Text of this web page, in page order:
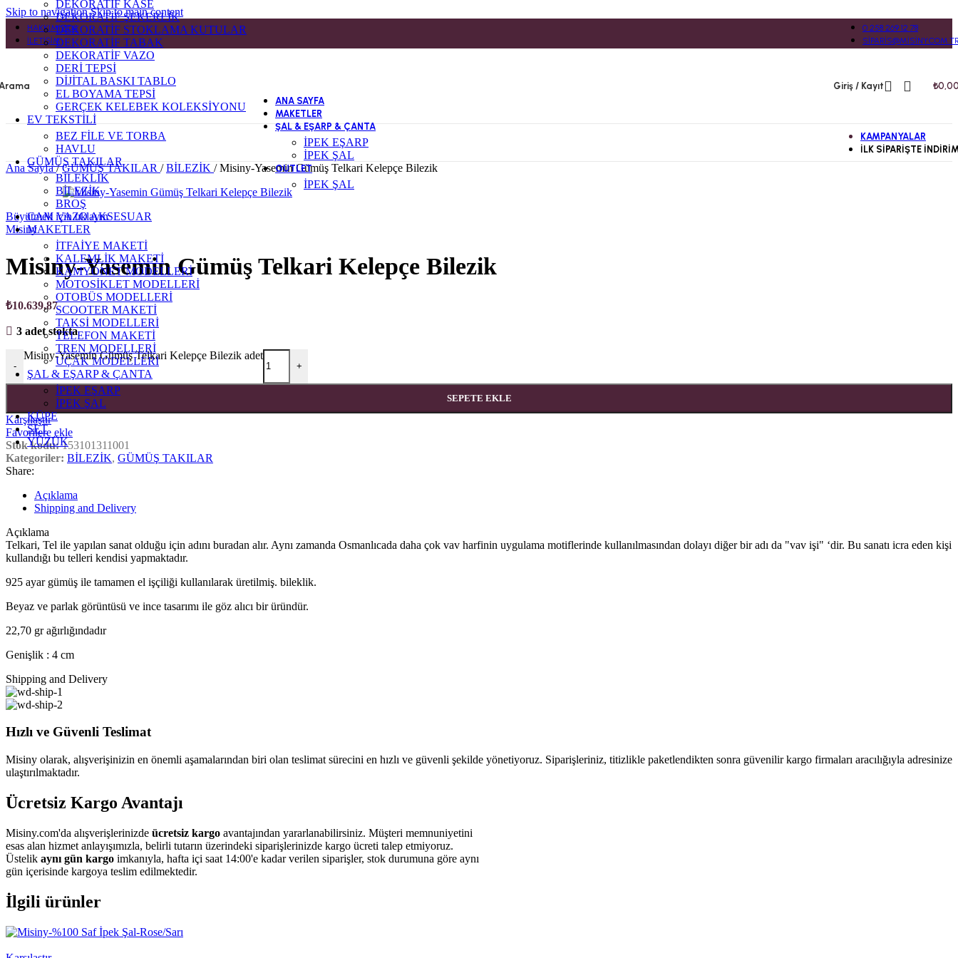
Skip to navigationSkip to main content
HAKKIMIZDA
İLETIŞIM
0 258 269 12 78
Giriş / Kayıt ₺
DEKORATİF KASE
DEKORATİF ŞEKERLİK
DEKORATİF STOKLAMA KUTULAR
DEKORATİF TABAK
DEKORATİF VAZO
DERİ TEPSİ
DİJİTAL BASKI TABLO
EL BOYAMA TEPSİ
GERÇEK KELEBEK KOLEKSİYONU
EV TEKSTİLİ
BEZ FİLE VE TORBA
HAVLU
GÜMÜŞ TAKILAR
BİLEKLİK
BİLEZİK
BROŞ
CAM VAZO AKSESUAR
MAKETLER
İTFAİYE MAKETİ
KALEMLİK MAKETİ
KAMYONET MODELLERİ
MOTOSİKLET MODELLERİ
OTOBÜS MODELLERİ
SCOOTER MAKETİ
TAKSİ MODELLERİ
TELEFON MAKETİ
TREN MODELLERİ
UÇAK MODELLERİ
ŞAL & EŞARP & ÇANTA
İPEK EŞARP
İPEK ŞAL
KÜPE
SET
YÜZÜK
ANA SAYFA
MAKETLER
ŞAL & EŞARP & ÇANTA
İPEK EŞARP
İPEK ŞAL
OUTLET
İPEK ŞAL
KAMPANYALAR
İLK SIPARIŞTE
Ana Sayfa/ GÜMÜŞ TAKILAR / BİLEZİK / Misiny-Yasemin Gümüş Telkari Kelepçe Bilezik
Büyütmek için tıklayın
Misiny
Misiny-Yasemin Gümüş Telkari Kelepçe Bilezik
₺10.639,87
3 adet stokta
-
Misiny-Yasemin Gümüş Telkari Kelepçe Bilezik adet
+
SEPETE EKLE
Karşılaştır
Favorilere ekle
Stok kodu:153101311001
Kategoriler: BİLEZİK, GÜMÜŞ TAKILAR
Share:
Açıklama
Shipping and Delivery
Açıklama
Telkari, Tel ile yapılan sanat olduğu için adını buradan alır. Aynı zamanda Osmanlıcada daha çok vav harfinin uygulama motiflerinde kullanılmasından dolayı diğer bir adı da "vav işi" ‘dir. Bu sanatı icra eden kişi
kullandığı bu telleri kendisi yapmaktadır.
925 ayar gümüş ile tamamen el işçiliği kullanılarak üretilmiş. bileklik.
Beyaz ve parlak görüntüsü ve ince tasarımı ile göz alıcı bir üründür.
22,70 gr ağırlığındadır
Genişlik : 4 cm
Shipping and Delivery
Hızlı ve Güvenli Teslimat
Misiny olarak, alışverişinizin en önemli aşamalarından biri olan teslimat sürecini en hızlı ve güvenli şekilde yönetiyoruz. Siparişleriniz, titizlikle paketlendikten sonra güvenilir kargo firmaları aracılığıyla adresinize
ulaştırılmaktadır.
Ücretsiz Kargo Avantajı
Misiny.com'da alışverişlerinizde ücretsiz kargo avantajından yararlanabilirsiniz. Müşteri memnuniyetini
esas alan hizmet anlayışımızla, belirli tutarın üzerindeki siparişlerinizde kargo ücreti talep etmiyoruz.
Üstelik aynı gün kargo imkanıyla, hafta içi saat 14:00'e kadar verilen siparişler, stok durumuna göre aynı
gün içerisinde kargoya teslim edilmektedir.
İlgili ürünler